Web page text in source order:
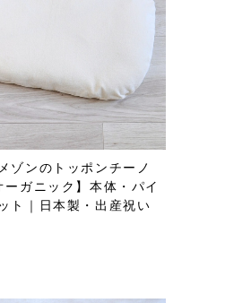
ゾンのトッポンチーノ
ガニック】本体・パイ
ト｜日本製・出産祝い